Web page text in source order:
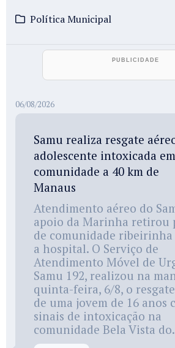
Política Municipal
06/08/2026
Samu realiza resgate
adolescente intoxicada em
comunidade a 40 km de
Manaus
Atendimento aéreo do
apoio da Marinha retirou
de comunidade ribeirinha
a hospital. O Serviço de
Atendimento Móvel de
Samu 192, realizou na
quinta-feira, 6/8, o
de uma jovem de 16 anos
sinais de intoxicação na
comunidade Bela Vista